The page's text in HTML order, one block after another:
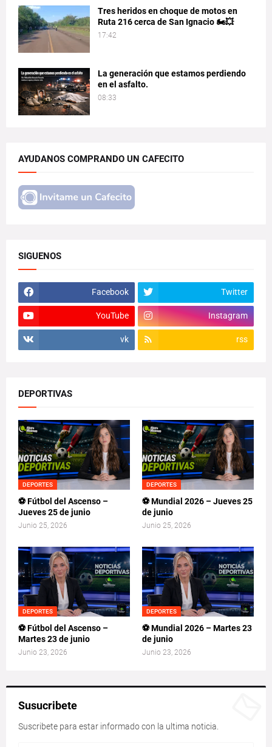
Tres heridos en choque de motos en
Ruta 216 cerca de San Ignacio 🏍️💥
17:42
La generación que estamos perdiendo
en el asfalto.
08:33
AYUDANOS COMPRANDO UN CAFECITO
SIGUENOS
Facebook Twitter
YouTube Instagram
vk rss
DEPORTIVAS
DEPORTES
⚽ Fútbol del Ascenso –
Jueves 25 de junio
Junio 25, 2026
DEPORTES
⚽ Mundial 2026 – Jueves 25
de junio
Junio 25, 2026
DEPORTES
⚽ Fútbol del Ascenso –
Martes 23 de junio
Junio 23, 2026
DEPORTES
⚽ Mundial 2026 – Martes 23
de junio
Junio 23, 2026
Susucribete
Suscribete para estar informado con la ultima noticia.